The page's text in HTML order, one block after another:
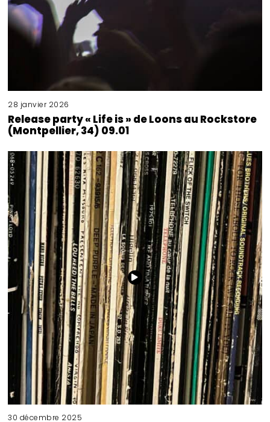
28 janvier 2026
Release party « Life is » de Loons au Rockstore
(Montpellier, 34) 09.01
30 décembre 2025